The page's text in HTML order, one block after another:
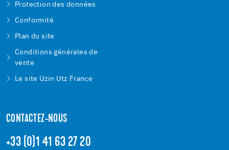
Protection des données
Conformité
Plan du site
Conditions générales de
vente
Le site Uzin Utz France
CONTACTEZ-NOUS
+33 (0)1 41 63 27 20